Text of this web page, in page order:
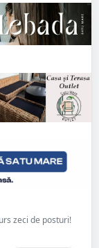
zeci de posturi!